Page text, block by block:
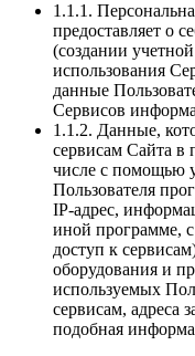
1.1.1.
предоставляет о
(создании
использования
данные
Сервисов
1.1.2. Данные,
сервисам Сайта в
числе с помощью
Пользователя
IP-адрес,
иной программе,
доступ к
оборудования и
используемых
сервисам, адреса
подобная